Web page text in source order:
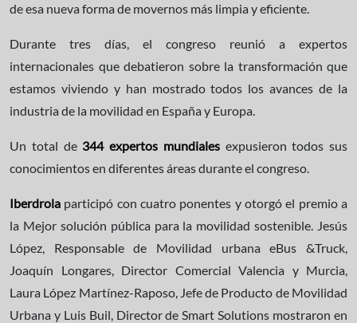
de esa nueva forma de movernos más limpia y eficiente.
Durante tres días, el congreso reunió a expertos
internacionales que debatieron sobre la transformación que
estamos viviendo y han mostrado todos los avances de la
industria de la movilidad en España y Europa.
Un total de 344 expertos mundialesexpusieron todos sus
conocimientos en diferentes áreas durante el congreso.
Iberdrola participó con cuatro ponentes y otorgó el premio a
la Mejor solución pública para la movilidad sostenible. Jesús
López, Responsable de Movilidad urbana eBus &Truck,
Joaquín Longares, Director Comercial Valencia y Murcia,
Laura López Martínez-Raposo, Jefe de Producto de Movilidad
Urbana y Luis Buil, Director de Smart Solutions mostraron en